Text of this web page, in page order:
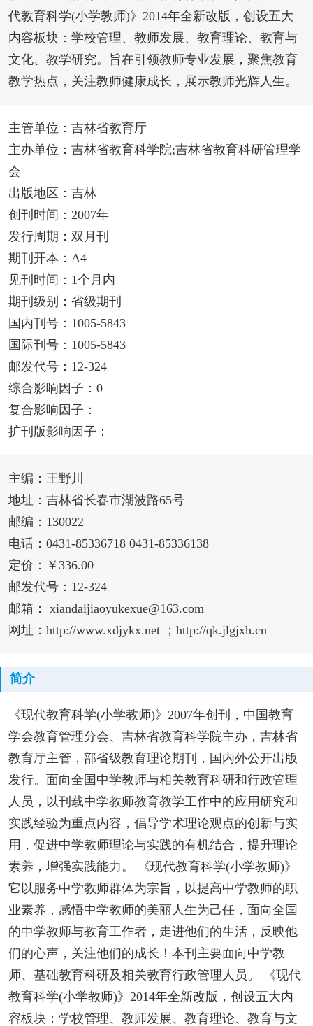
代教育科学(小学教师)》2014年全新改版，创设五大
内容板块：学校管理、教师发展、教育理论、教育与
文化、教学研究。旨在引领教师专业发展，聚焦教育
教学热点，关注教师健康成长，展示教师光辉人生。
主管单位：吉林省教育厅
主办单位：吉林省教育科学院;吉林省教育科研管理学
会
出版地区：吉林
创刊时间：2007年
发行周期：双月刊
期刊开本：A4
见刊时间：1个月内
期刊级别：省级期刊
国内刊号：1005-5843
国际刊号：1005-5843
邮发代号：12-324
综合影响因子：0
复合影响因子：
扩刊版影响因子：
主编：王野川
地址：吉林省长春市湖波路65号
邮编：130022
电话：0431-85336718 0431-85336138
定价：￥336.00
邮发代号：12-324
邮箱： xiandaijiaoyukexue@163.com
网址：http://www.xdjykx.net ；http://qk.jlgjxh.cn
简介
《现代教育科学(小学教师)》2007年创刊，中国教育
学会教育管理分会、吉林省教育科学院主办，吉林省
教育厅主管，部省级教育理论期刊，国内外公开出版
发行。面向全国中学教师与相关教育科研和行政管理
人员，以刊载中学教师教育教学工作中的应用研究和
实践经验为重点内容，倡导学术理论观点的创新与实
用，促进中学教师理论与实践的有机结合，提升理论
素养，增强实践能力。 《现代教育科学(小学教师)》
它以服务中学教师群体为宗旨，以提高中学教师的职
业素养，感悟中学教师的美丽人生为己任，面向全国
的中学教师与教育工作者，走进他们的生活，反映他
们的心声，关注他们的成长！本刊主要面向中学教
师、基础教育科研及相关教育行政管理人员。 《现代
教育科学(小学教师)》2014年全新改版，创设五大内
容板块：学校管理、教师发展、教育理论、教育与文